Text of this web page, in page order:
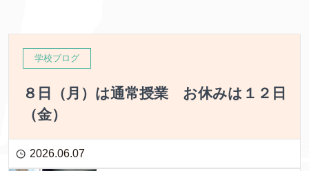
学校ブログ
８日（月）は通常授業 お休みは１２日
（金）
2026.06.07